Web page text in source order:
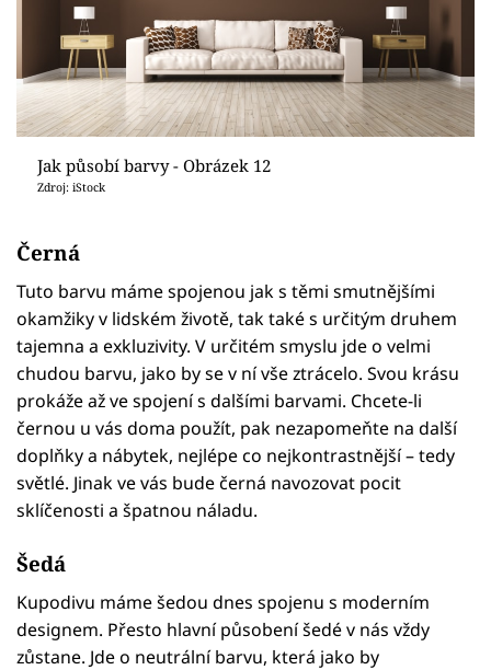
Jak působí barvy - Obrázek 12
Zdroj: iStock
Černá
Tuto barvu máme spojenou jak s těmi smutnějšími
okamžiky v lidském životě, tak také s určitým druhem
tajemna a exkluzivity. V určitém smyslu jde o velmi
chudou barvu, jako by se v ní vše ztrácelo. Svou krásu
prokáže až ve spojení s dalšími barvami. Chcete-li
černou u vás doma použít, pak nezapomeňte na další
doplňky a nábytek, nejlépe co nejkontrastnější – tedy
světlé. Jinak ve vás bude černá navozovat pocit
sklíčenosti a špatnou náladu.
Šedá
Kupodivu máme šedou dnes spojenu s moderním
designem. Přesto hlavní působení šedé v nás vždy
zůstane. Jde o neutrální barvu, která jako by